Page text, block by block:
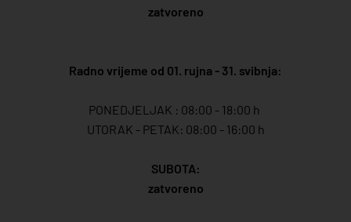
zatvoreno
Radno vrijeme od 01. rujna - 31. svibnja:
PONEDJELJAK : 08:00 - 18:00 h
UTORAK - PETAK: 08:00 - 16:00 h
SUBOTA:
zatvoreno